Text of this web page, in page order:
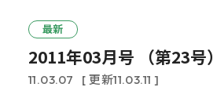
最新
2011年03月号 （第23号）
11.03.07 [ 更新11.03.11 ]